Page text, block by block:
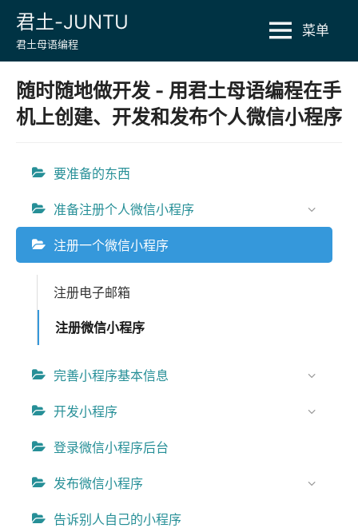
Skip君土-JUNTU
君土母语编程
菜单
随时随地做开发 - 用君土母语编程在手
机上创建、开发和发布个人微信小程序
要准备的东西
准备注册个人微信小程序
注册一个微信小程序
注册电子邮箱
注册微信小程序
完善小程序基本信息
开发小程序
登录微信小程序后台
发布微信小程序
告诉别人自己的小程序